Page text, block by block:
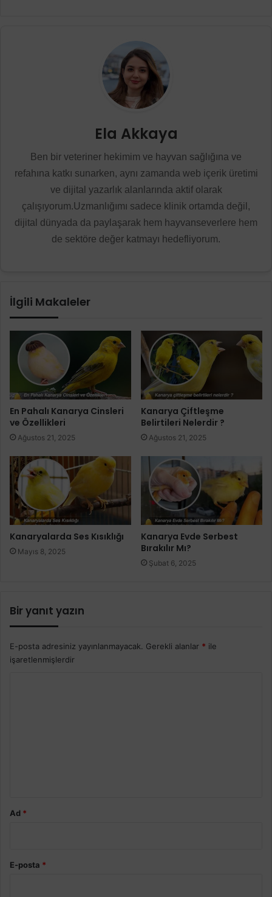
Ela Akkaya
Ben bir veteriner hekimim ve hayvan sağlığına ve
refahına katkı sunarken, aynı zamanda web içerik üretimi
ve dijital yazarlık alanlarında aktif olarak
çalışıyorum.Uzmanlığımı sadece klinik ortamda değil,
dijital dünyada da paylaşarak hem hayvanseverlere hem
de sektöre değer katmayı hedefliyorum.
İlgili Makaleler
En Pahalı Kanarya Cinsleri
ve Özellikleri
Ağustos 21, 2025
Kanarya Çiftleşme
Belirtileri Nelerdir ?
Ağustos 21, 2025
Kanaryalarda Ses Kısıklığı
Mayıs 8, 2025
Kanarya Evde Serbest
Bırakılır Mı?
Şubat 6, 2025
Bir yanıt yazın
E-posta adresiniz yayınlanmayacak. Gerekli alanlar * ile
işaretlenmişlerdir
Ad *
E-posta *